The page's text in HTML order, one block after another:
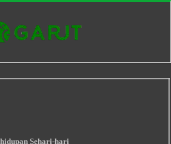
Sehari-hari